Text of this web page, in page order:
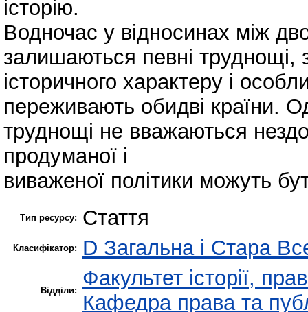
історію.
Водночас у відносинах між
залишаються певні
історичного характеру і
переживають обидві країни.
труднощі не вважаються
продуманої і
виваженої політики можуть
Тип ресурсу: Стаття
Класифікатор: D Загальна і Стара
Відділи:
Факультет історії,
Кафедра права та